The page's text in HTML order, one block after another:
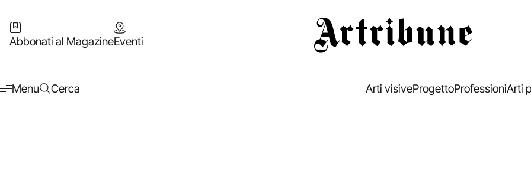
Abbonati al MagazineEventi
Menu Cerca Arti visiveProgettoProfessioniArti